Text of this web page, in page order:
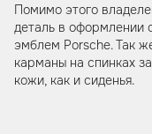
Помимо этого
деталь в оформлении
эмблем Porsche. Так
карманы на спинках
кожи, как и сиденья.